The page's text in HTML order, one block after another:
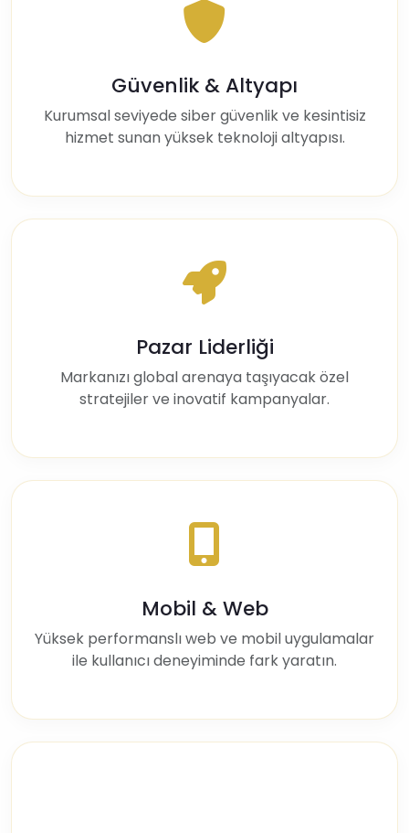
Güvenlik & Altyapı
Kurumsal seviyede siber güvenlik ve kesintisiz
hizmet sunan yüksek teknoloji altyapısı.
Pazar Liderliği
Markanızı global arenaya taşıyacak özel
stratejiler ve inovatif kampanyalar.
Mobil & Web
Yüksek performanslı web ve mobil uygulamalar
ile kullanıcı deneyiminde fark yaratın.